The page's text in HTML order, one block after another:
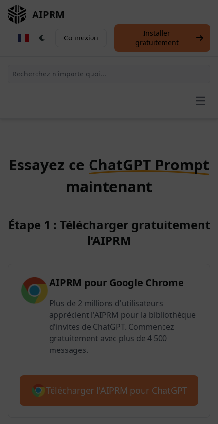
AIPRM
Connexion
Installer
gratuitement
Essayez ce ChatGPT Prompt
maintenant
Étape 1 : Télécharger gratuitement
l'AIPRM
AIPRM pour Google Chrome
Plus de 2 millions d'utilisateurs
apprécient l'AIPRM pour la bibliothèque
d'invites de ChatGPT. Commencez
gratuitement avec plus de 4 500
messages.
Télécharger l'AIPRM pour ChatGPT